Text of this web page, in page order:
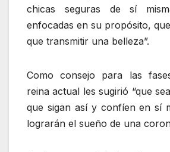
chicas seguras de sí
enfocadas en su propósito,
que transmitir una belleza”.
Como consejo para las
reina actual les sugirió “que
que sigan así y confíen en sí
lograrán el sueño de una